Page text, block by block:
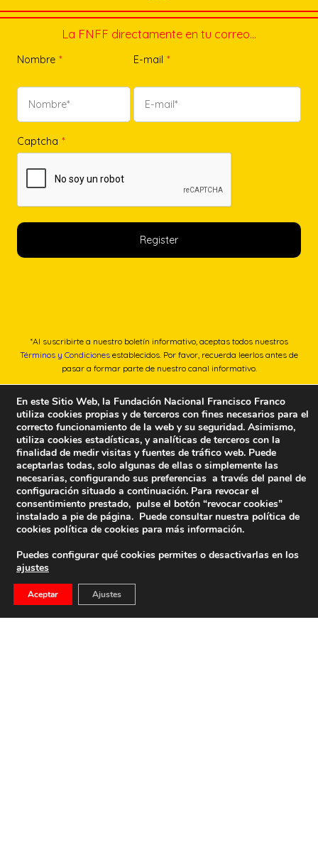
La FNFF directamente en tu correo…
Nombre * E-mail *
Captcha *
*Al suscribirte a nuestro boletín informativo, aceptas todos nuestros
Términos y Condiciones establecidos. Por favor, recuerda leerlos antes de
pasar a formar parte de nuestro canal informativo.
Fundación Nacional Francisco Franco
En este Sitio Web, la Fundación Nacional Francisco Franco
utiliza cookies propias y de terceros con fines necesarios para el
correcto funcionamiento de la web y su seguridad. Asimismo,
utiliza cookies estadísticas, y analíticas de terceros con la
finalidad de medir visitas y fuentes de tráfico web. Puede
aceptarlas todas, solo algunas de ellas o simplemente las
necesarias, configurando sus preferencias a través del panel de
configuración situado a continuación. Para revocar el
consentimiento prestado, pulse el botón “revocar cookies”
instalado a pie de página. Puede consultar nuestra política de
cookies política de cookies para más información.
Puedes configurar qué cookies permites o desactivarlas en los
ajustes
Aceptar Ajustes